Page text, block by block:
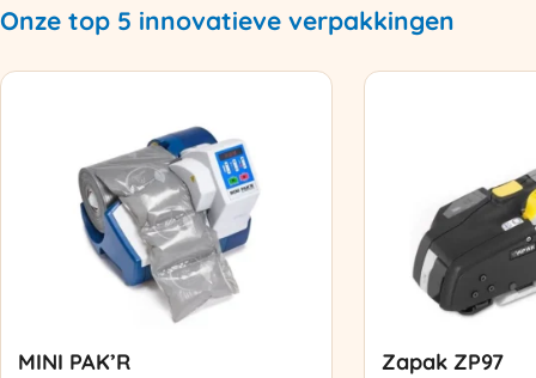
Onze top 5 innovatieve verpakkingen
MINI PAK’R
Zapak ZP97